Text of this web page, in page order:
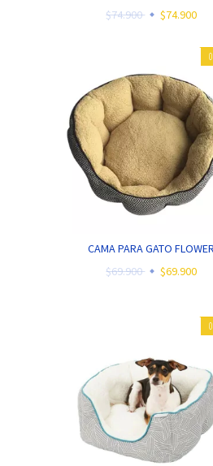
$74.900
$74.900
0
CAMA PARA GATO
$69.900
$69.900
0